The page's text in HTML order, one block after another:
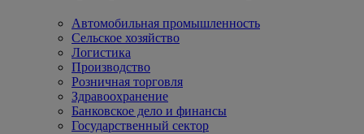
Автомобильная промышленность
Сельское хозяйство
Логистика
Производство
Розничная торговля
Здравоохранение
Банковское дело и финансы
Государственный сектор